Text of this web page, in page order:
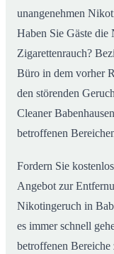
unangenehmen
Haben Sie Gäste die
Zigarettenrauch?
Büro in dem vorher
den störenden
Cleaner
betroffenen
Fordern Sie
Angebot zur
Nikotingeruch in
es immer schnell
betroffenen